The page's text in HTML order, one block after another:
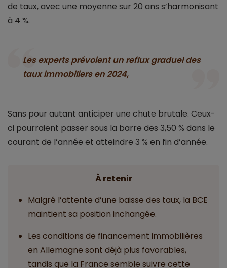
de taux, avec une moyenne sur 20 ans s’harmonisant
à 4 %.
Les experts prévoient un reflux graduel des
taux immobiliers en 2024,
Sans pour autant anticiper une chute brutale. Ceux-
ci pourraient passer sous la barre des 3,50 % dans le
courant de l’année et atteindre 3 % en fin d’année.
À retenir
Malgré l’attente d’une baisse des taux, la BCE
maintient sa position inchangée.
Les conditions de financement immobilières
en Allemagne sont déjà plus favorables,
tandis que la France semble suivre cette